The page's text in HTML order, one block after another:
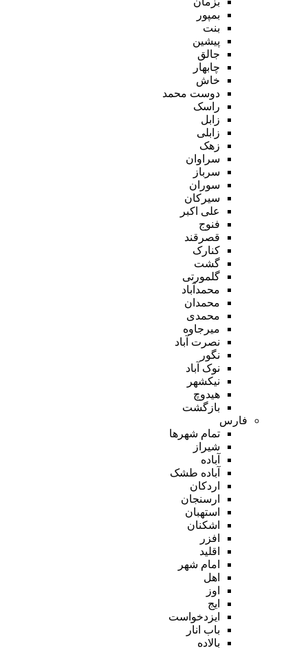
بمپور
بنت
پیشین
جالق
چابهار
خاش
دوست محمد
راسک
زابل
زابلی
زهک
سراوان
سرباز
سوران
سیرکان
علی اکبر
فنوج
قصرقند
کنارک
گشت
گلمورتی
محمدآباد
محمدان
محمدی
میرجاوه
نصرت آباد
نگور
نوک آباد
نیکشهر
هیدوچ
بازگشت
فارس
تمام شهر‌ها
شیراز
آباده
آباده طشک
اردکان
ارسنجان
استهبان
اشکنان
افزر
اقلید
امام شهر
اهل
اوز
ایج
ایزدخواست
باب انار
بالاده